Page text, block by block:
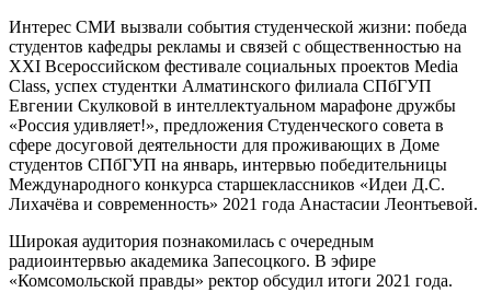
Интерес СМИ вызвали события студенческой жизни: победа
студентов кафедры рекламы и связей с общественностью на
XXI Всероссийском фестивале социальных проектов Media
Class, успех студентки Алматинского филиала СПбГУП
Евгении Скулковой в интеллектуальном марафоне дружбы
«Россия удивляет!», предложения Студенческого совета в
сфере досуговой деятельности для проживающих в Доме
студентов СПбГУП на январь, интервью победительницы
Международного конкурса старшеклассников «Идеи Д.С.
Лихачёва и современность» 2021 года Анастасии Леонтьевой.
Широкая аудитория познакомилась с очередным
радиоинтервью академика Запесоцкого. В эфире
«Комсомольской правды» ректор обсудил итоги 2021 года.